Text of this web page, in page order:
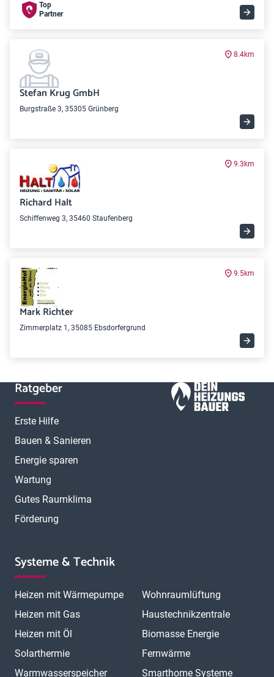
Top
Partner
8.4km
Stefan Krug GmbH
Burgstraße 3, 35305 Grünberg
9.3km
Richard Halt
Schiffenweg 3, 35460 Staufenberg
9.5km
Mark Richter
Zimmerplatz 1, 35085 Ebsdorfergrund
Ratgeber
Erste Hilfe
Bauen & Sanieren
Energie sparen
Wartung
Gutes Raumklima
Förderung
Systeme & Technik
Heizen mit Wärmepumpe
Heizen mit Gas
Heizen mit Öl
Solarthermie
Warmwasserspeicher
Wohnraumlüftung
Haustechnikzentrale
Biomasse Energie
Fernwärme
Smarthome Systeme